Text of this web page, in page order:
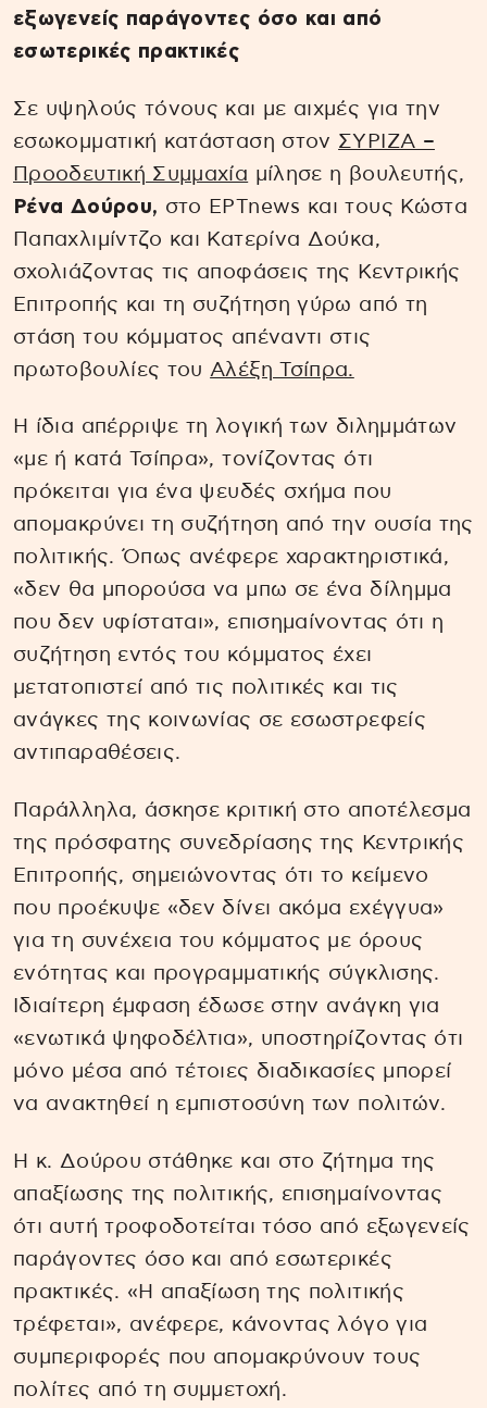
εξωγενείς παράγοντες όσο και από
εσωτερικές πρακτικές
Σε υψηλούς τόνους και με αιχμές για την
εσωκομματική κατάσταση στον ΣΥΡΙΖΑ –
Προοδευτική Συμμαχία μίλησε η βουλευτής,
Ρένα Δούρου, στο ΕΡΤnews και τους Κώστα
Παπαχλιμίντζο και Κατερίνα Δούκα,
σχολιάζοντας τις αποφάσεις της Κεντρικής
Επιτροπής και τη συζήτηση γύρω από τη
στάση του κόμματος απέναντι στις
πρωτοβουλίες του Αλέξη Τσίπρα.
Η ίδια απέρριψε τη λογική των διλημμάτων
«με ή κατά Τσίπρα», τονίζοντας ότι
πρόκειται για ένα ψευδές σχήμα που
απομακρύνει τη συζήτηση από την ουσία της
πολιτικής. Όπως ανέφερε χαρακτηριστικά,
«δεν θα μπορούσα να μπω σε ένα δίλημμα
που δεν υφίσταται», επισημαίνοντας ότι η
συζήτηση εντός του κόμματος έχει
μετατοπιστεί από τις πολιτικές και τις
ανάγκες της κοινωνίας σε εσωστρεφείς
αντιπαραθέσεις.
Παράλληλα, άσκησε κριτική στο αποτέλεσμα
της πρόσφατης συνεδρίασης της Κεντρικής
Επιτροπής, σημειώνοντας ότι το κείμενο
που προέκυψε «δεν δίνει ακόμα εχέγγυα»
για τη συνέχεια του κόμματος με όρους
ενότητας και προγραμματικής σύγκλισης.
Ιδιαίτερη έμφαση έδωσε στην ανάγκη για
«ενωτικά ψηφοδέλτια», υποστηρίζοντας ότι
μόνο μέσα από τέτοιες διαδικασίες μπορεί
να ανακτηθεί η εμπιστοσύνη των πολιτών.
Η κ. Δούρου στάθηκε και στο ζήτημα της
απαξίωσης της πολιτικής, επισημαίνοντας
ότι αυτή τροφοδοτείται τόσο από εξωγενείς
παράγοντες όσο και από εσωτερικές
πρακτικές. «Η απαξίωση της πολιτικής
τρέφεται», ανέφερε, κάνοντας λόγο για
συμπεριφορές που απομακρύνουν τους
πολίτες από τη συμμετοχή.